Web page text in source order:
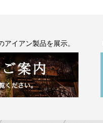
アイアン製品を展示。